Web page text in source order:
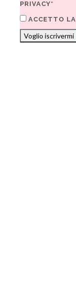
PRIVACY*
ACCETTO LA
Voglio iscrivermi